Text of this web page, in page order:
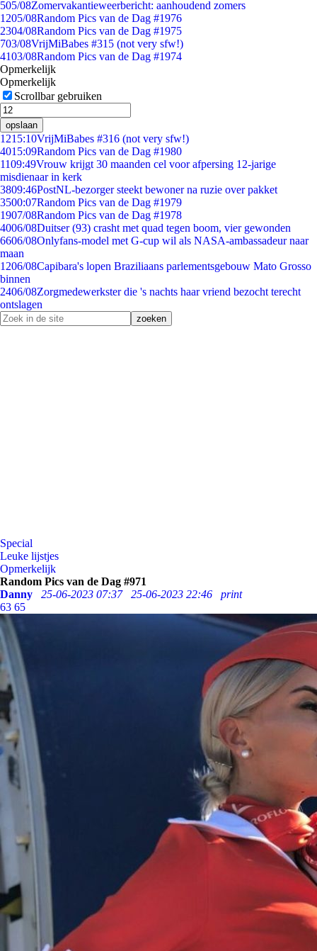
505/08Zomervakantieweerbericht: aanhoudend zomers
1205/08Random Pics van de Dag #1976
2304/08Random Pics van de Dag #1975
703/08VrijMiBabes #315 (not very sfw!)
4103/08Random Pics van de Dag #1974
Opmerkelijk
Opmerkelijk
Scrollbar gebruiken
opslaan
1215:10VrijMiBabes #316 (not very sfw!)
4015:09Random Pics van de Dag #1980
1109:49Vrouw krijgt 30 maanden cel voor afpersing 12-jarige
misdienaar in kerk
3809:46PostNL-bezorger steekt bewoner na ruzie over pakket
3500:07Random Pics van de Dag #1979
1907/08Random Pics van de Dag #1978
4006/08Duitser (93) crasht met quad tegen boom, vier gewonden
6606/08Onlyfans-model met G-cup wil als NASA-ambassadeur naar
maan
1206/08Capibara's lopen Braziliaans parlementsgebouw Mato Grosso
binnen
2406/08Zorgmedewerkster die 's nachts haar vriend bezocht terecht
ontslagen
Special
Leuke lijstjes
Opmerkelijk
Random Pics van de Dag #971
Danny
25-06-2023 07:37 25-06-2023 22:46
print
63 65